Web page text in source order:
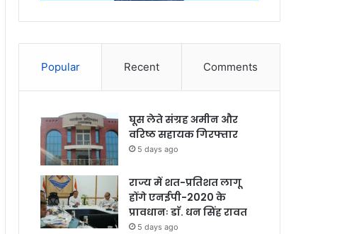
Popular Recent Comments
घूस लेते संग्रह अमीन और
वरिष्ठ सहायक गिरफ्तार
5 days ago
राज्य में शत-प्रतिशत लागू
होंगे एनईपी-2020 के
प्रावधानः डाॅ. धन सिंह रावत
5 days ago